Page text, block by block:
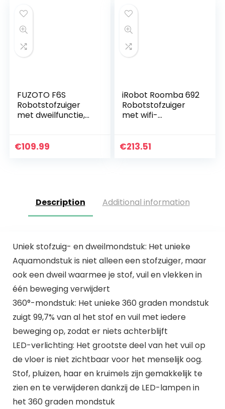
FUZOTO F6S
Robotstofzuiger
met dweilfunctie,
Stofzuigerrobot
€109.99
iRobot Roomba 692
Robotstofzuiger
met wifi-
reinigingssysteem
€213.51
Description Additional information
Uniek stofzuig- en dweilmondstuk: Het unieke
Aquamondstuk is niet alleen een stofzuiger, maar
ook een dweil waarmee je stof, vuil en vlekken in
één beweging verwijdert
360°-mondstuk: Het unieke 360 graden mondstuk
zuigt 99,7% van al het stof en vuil met iedere
beweging op, zodat er niets achterblijft
LED-verlichting: Het grootste deel van het vuil op
de vloer is niet zichtbaar voor het menselijk oog.
Stof, pluizen, haar en kruimels zijn gemakkelijk te
zien en te verwijderen dankzij de LED-lampen in
het 360 graden mondstuk